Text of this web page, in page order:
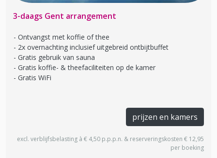
3-daags Gent arrangement
Ontvangst met koffie of thee
2x overnachting inclusief uitgebreid ontbijtbuffet
Gratis gebruik van sauna
Gratis koffie- & theefaciliteiten op de kamer
Gratis WiFi
prijzen en kamers
excl. verblijfsbelasting à € 4,50 p.p.p.n. & reserveringskosten € 12,95
per boeking